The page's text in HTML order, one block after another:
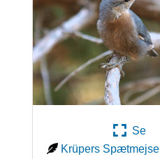
Se
Krüpers Spætmejse